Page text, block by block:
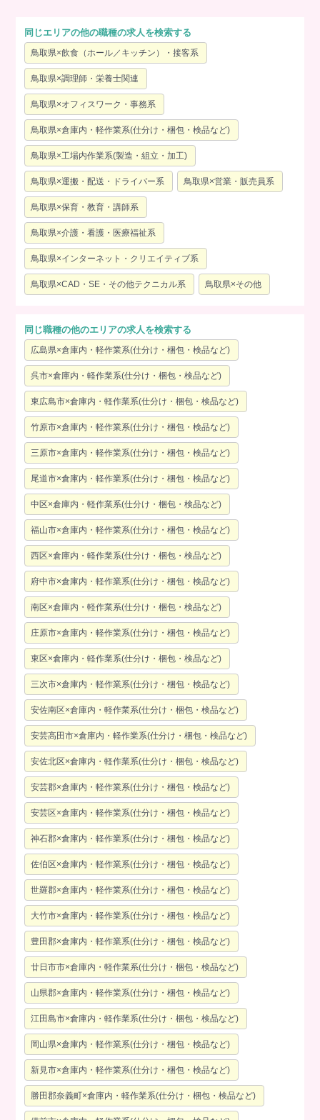
同じエリアの他の職種の求人を検索する
鳥取県×飲食（ホール／キッチン）・接客系
鳥取県×調理師・栄養士関連
鳥取県×オフィスワーク・事務系
鳥取県×倉庫内・軽作業系(仕分け・梱包・検品など)
鳥取県×工場内作業系(製造・組立・加工)
鳥取県×運搬・配送・ドライバー系 鳥取県×営業・販売員系
鳥取県×保育・教育・講師系
鳥取県×介護・看護・医療福祉系
鳥取県×インターネット・クリエイティブ系
鳥取県×CAD・SE・その他テクニカル系 鳥取県×その他
同じ職種の他のエリアの求人を検索する
広島県×倉庫内・軽作業系(仕分け・梱包・検品など)
呉市×倉庫内・軽作業系(仕分け・梱包・検品など)
東広島市×倉庫内・軽作業系(仕分け・梱包・検品など)
竹原市×倉庫内・軽作業系(仕分け・梱包・検品など)
三原市×倉庫内・軽作業系(仕分け・梱包・検品など)
尾道市×倉庫内・軽作業系(仕分け・梱包・検品など)
中区×倉庫内・軽作業系(仕分け・梱包・検品など)
福山市×倉庫内・軽作業系(仕分け・梱包・検品など)
西区×倉庫内・軽作業系(仕分け・梱包・検品など)
府中市×倉庫内・軽作業系(仕分け・梱包・検品など)
南区×倉庫内・軽作業系(仕分け・梱包・検品など)
庄原市×倉庫内・軽作業系(仕分け・梱包・検品など)
東区×倉庫内・軽作業系(仕分け・梱包・検品など)
三次市×倉庫内・軽作業系(仕分け・梱包・検品など)
安佐南区×倉庫内・軽作業系(仕分け・梱包・検品など)
安芸高田市×倉庫内・軽作業系(仕分け・梱包・検品など)
安佐北区×倉庫内・軽作業系(仕分け・梱包・検品など)
安芸郡×倉庫内・軽作業系(仕分け・梱包・検品など)
安芸区×倉庫内・軽作業系(仕分け・梱包・検品など)
神石郡×倉庫内・軽作業系(仕分け・梱包・検品など)
佐伯区×倉庫内・軽作業系(仕分け・梱包・検品など)
世羅郡×倉庫内・軽作業系(仕分け・梱包・検品など)
大竹市×倉庫内・軽作業系(仕分け・梱包・検品など)
豊田郡×倉庫内・軽作業系(仕分け・梱包・検品など)
廿日市市×倉庫内・軽作業系(仕分け・梱包・検品など)
山県郡×倉庫内・軽作業系(仕分け・梱包・検品など)
江田島市×倉庫内・軽作業系(仕分け・梱包・検品など)
岡山県×倉庫内・軽作業系(仕分け・梱包・検品など)
新見市×倉庫内・軽作業系(仕分け・梱包・検品など)
勝田郡奈義町×倉庫内・軽作業系(仕分け・梱包・検品など)